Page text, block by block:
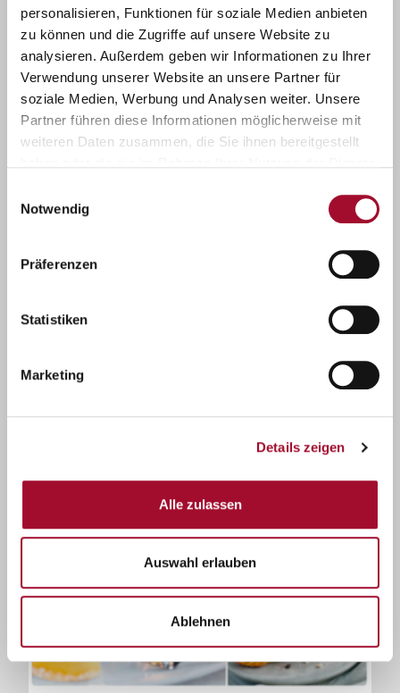
personalisieren, Funktionen für soziale Medien anbieten
zu können und die Zugriffe auf unsere Website zu
analysieren. Außerdem geben wir Informationen zu Ihrer
Verwendung unserer Website an unsere Partner für
soziale Medien, Werbung und Analysen weiter. Unsere
Partner führen diese Informationen möglicherweise mit
weiteren Daten zusammen, die Sie ihnen bereitgestellt
Notwendig
Präferenzen
Statistiken
Marketing
Details zeigen
Alle zulassen
Auswahl erlauben
Ablehnen